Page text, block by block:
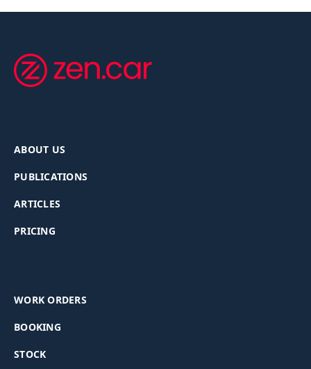
ABOUT US
PUBLICATIONS
ARTICLES
PRICING
WORK ORDERS
BOOKING
STOCK